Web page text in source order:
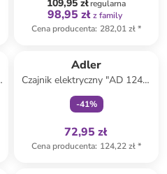
109,95 złregularna
98,95 zł z family
Cena producenta: 282,01 zł*
Adler
Czajnik elektryczny "AD 1244"
w kolorze białym - 2,5 l
-41%
72,95 zł
Cena producenta: 124,22 zł*